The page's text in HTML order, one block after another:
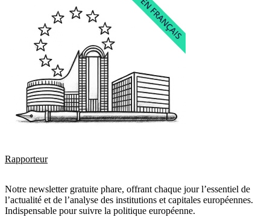
Rapporteur
Notre newsletter gratuite phare, offrant chaque jour l’essentiel de
l’actualité et de l’analyse des institutions et capitales européennes.
Indispensable pour suivre la politique européenne.